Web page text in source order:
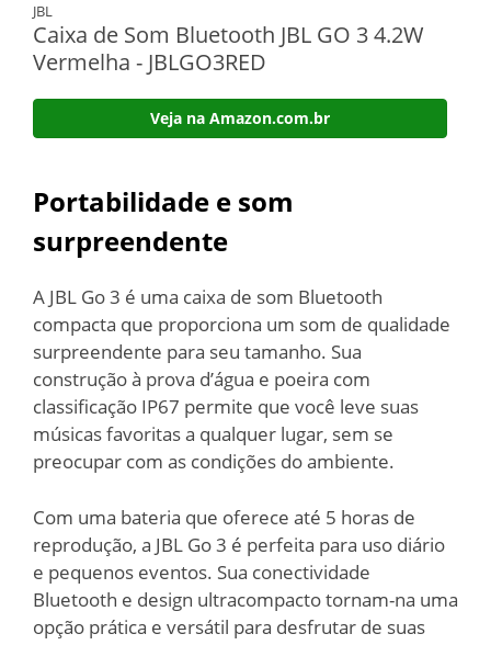
JBL
Caixa de Som Bluetooth JBL GO 3 4.2W
Vermelha - JBLGO3RED
Veja na Amazon.com.br
Portabilidade e som
surpreendente
A JBL Go 3 é uma caixa de som Bluetooth
compacta que proporciona um som de qualidade
surpreendente para seu tamanho. Sua
construção à prova d’água e poeira com
classificação IP67 permite que você leve suas
músicas favoritas a qualquer lugar, sem se
preocupar com as condições do ambiente.
Com uma bateria que oferece até 5 horas de
reprodução, a JBL Go 3 é perfeita para uso diário
e pequenos eventos. Sua conectividade
Bluetooth e design ultracompacto tornam-na uma
opção prática e versátil para desfrutar de suas